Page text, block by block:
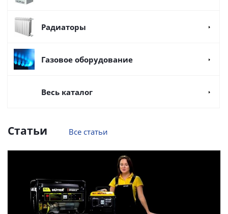
Радиаторы
Газовое оборудование
Весь каталог
Статьи Все статьи